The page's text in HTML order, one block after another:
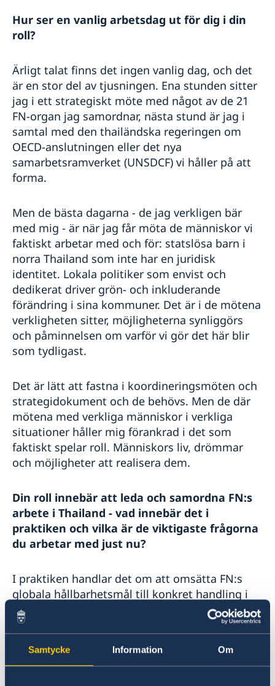
Samtycke Information Om
Hur ser en vanlig arbetsdag ut för dig i din
roll?
Ärligt talat finns det ingen vanlig dag, och det
är en stor del av tjusningen. Ena stunden sitter
jag i ett strategiskt möte med något av de 21
FN-organ jag samordnar, nästa stund är jag i
samtal med den thailändska regeringen om
OECD-anslutningen eller det nya
samarbetsramverket (UNSDCF) vi håller på att
forma.
Men de bästa dagarna - de jag verkligen bär
med mig - är när jag får möta de människor vi
faktiskt arbetar med och för: statslösa barn i
norra Thailand som inte har en juridisk
identitet. Lokala politiker som envist och
dedikerat driver grön- och inkluderande
förändring i sina kommuner. Det är i de mötena
verkligheten sitter, möjligheterna synliggörs
och påminnelsen om varför vi gör det här blir
som tydligast.
Det är lätt att fastna i koordineringsmöten och
strategidokument och de behövs. Men de där
mötena med verkliga människor i verkliga
situationer håller mig förankrad i det som
faktiskt spelar roll. Människors liv, drömmar
och möjligheter att realisera dem.
Din roll innebär att leda och samordna FN:s
arbete i Thailand - vad innebär det i
praktiken och vilka är de viktigaste frågorna
du arbetar med just nu?
I praktiken handlar det om att omsätta FN:s
globala hållbarhetsmål till konkret handling i
ett specifikt land. Thailand är inget fattigt land
- vi levererar inte traditionellt bistånd här. Vi är
politikutveckling för en mer inkluderande och
grön framtid, grundad i demokrati och